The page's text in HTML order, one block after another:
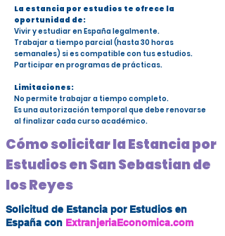
La estancia por estudios te ofrece la
oportunidad de:
Vivir y estudiar en España legalmente.
Trabajar a tiempo parcial (hasta 30 horas
semanales) si es compatible con tus estudios.
Participar en programas de prácticas.
Limitaciones:
No permite trabajar a tiempo completo.
Es una autorización temporal que debe renovarse
al finalizar cada curso académico.
Cómo solicitar la Estancia por
Estudios en San Sebastian de
los Reyes
Solicitud de Estancia por Estudios en
España con ExtranjeriaEconomica.com